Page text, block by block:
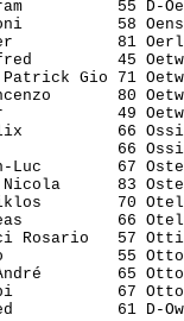
55 D-
58
81
45
Patrick Gio 71
80
49
66
66
Luc        67
Nicola      83
Miklos        70
66
Rosario   57
55
André        65
67
61